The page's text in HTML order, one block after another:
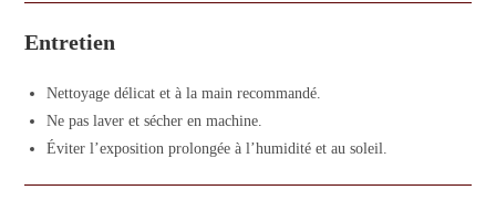
Entretien
Nettoyage délicat et à la main recommandé.
Ne pas laver et sécher en machine.
Éviter l’exposition prolongée à l’humidité et au soleil.